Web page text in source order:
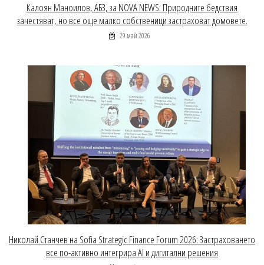
Калоян Маноилов, АБЗ, за NOVA NEWS: Природните бедствия
зачестяват, но все още малко собственици застраховат домовете.
29 май 2026
Николай Станчев на Sofia Strategic Finance Forum 2026: Застраховането
все по-активно интегрира AI и дигитални решения